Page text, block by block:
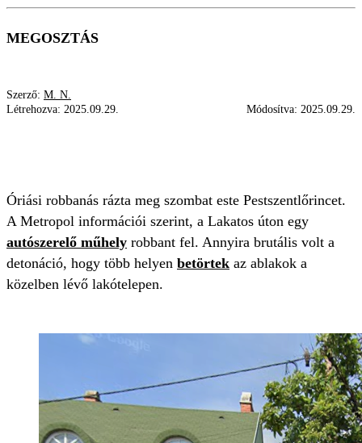
MEGOSZTÁS
Szerző: M. N.
Létrehozva: 2025.09.29. Módosítva: 2025.09.29.
Óriási robbanás rázta meg szombat este Pestszentlőrincet.
A Metropol információi szerint, a Lakatos úton egy
autószerelő műhely robbant fel. Annyira brutális volt a
detonáció, hogy több helyen betörtek az ablakok a
közelben lévő lakótelepen.